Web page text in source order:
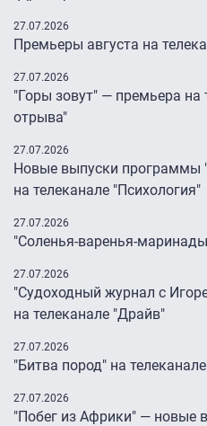
27.07.2026
Премьеры августа на
27.07.2026
"Горы зовут" — премьера на
отрыва"
27.07.2026
Новые выпуски программы
на телеканале "Психология"
27.07.2026
"Соленья-варенья-
27.07.2026
"Судоходный журнал с
на телеканале "Драйв"
27.07.2026
"Битва пород" на
27.07.2026
"Побег из Африки" — новые